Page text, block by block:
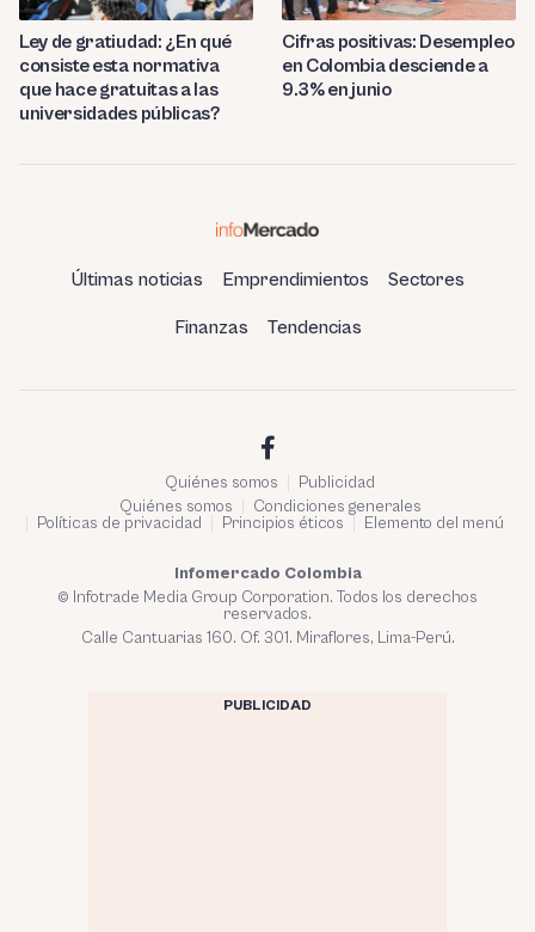
Ley de gratiudad: ¿En qué
consiste esta normativa
que hace gratuitas a las
universidades públicas?
Cifras positivas: Desempleo
en Colombia desciende a
9.3% en junio
Últimas noticias Emprendimientos Sectores
Finanzas Tendencias
Quiénes somos
Publicidad
Quiénes somos
Condiciones generales
Políticas de privacidad
Principios éticos Elemento del menú
Infomercado Colombia
© Infotrade Media Group Corporation. Todos los derechos
reservados.
Calle Cantuarias 160. Of. 301. Miraflores, Lima-Perú.
PUBLICIDAD